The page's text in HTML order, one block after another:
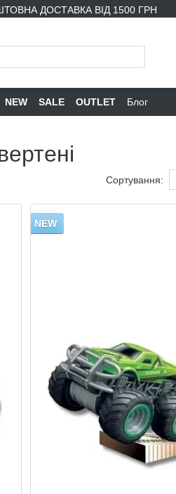
ДОСТАВКА ВІД 1500 ГРН
NEW SALE OUTLET Блог
Сортування:
NEW